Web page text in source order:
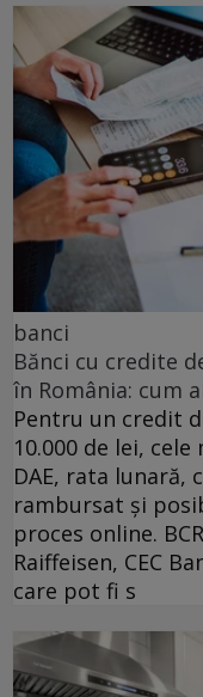
banci
Bănci cu credite
în România: cum
Pentru un credit
10.000 de lei,
DAE, rata lunară,
rambursat și
proces online.
Raiffeisen, CEC
care pot fi s